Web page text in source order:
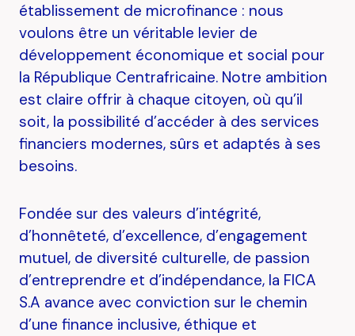
établissement de microfinance : nous
voulons être un véritable levier de
développement économique et social pour
la République Centrafricaine. Notre ambition
est claire offrir à chaque citoyen, où qu’il
soit, la possibilité d’accéder à des services
financiers modernes, sûrs et adaptés à ses
besoins.
Fondée sur des valeurs d’intégrité,
d’honnêteté, d’excellence, d’engagement
mutuel, de diversité culturelle, de passion
d’entreprendre et d’indépendance, la FICA
S.A avance avec conviction sur le chemin
d’une finance inclusive, éthique et